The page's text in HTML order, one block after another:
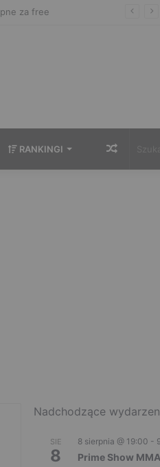
RANKINGI Losowy
Nadchodzące
SIE
8
8 sierpnia @ 19:00 -
Prime Show